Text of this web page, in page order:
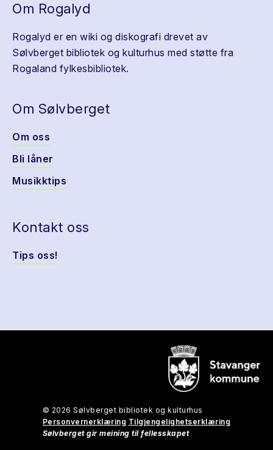
Om Rogalyd
Rogalyd er en wiki og diskografi drevet av
Sølvberget bibliotek og kulturhus med støtte fra
Rogaland fylkesbibliotek.
Om Sølvberget
Om oss
Bli låner
Musikktips
Kontakt oss
Tips oss!
© 2026 Sølvberget bibliotek og kulturhus
Personvernerklæring Tilgjengelighetserklæring
Sølvberget gir meining til fellesskapet